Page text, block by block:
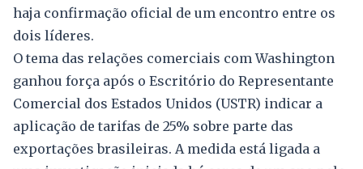
haja confirmação oficial de um encontro entre os
dois líderes.
O tema das relações comerciais com Washington
ganhou força após o Escritório do Representante
Comercial dos Estados Unidos (USTR) indicar a
aplicação de tarifas de 25% sobre parte das
exportações brasileiras. A medida está ligada a